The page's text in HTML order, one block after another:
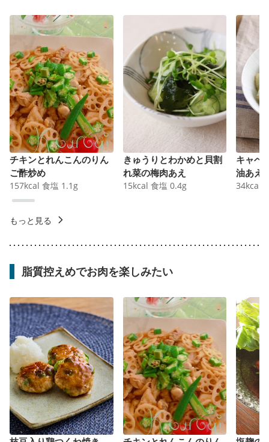
チキンとれんこんのりん
ご酢炒め
157kcal 食塩 1.1 g
きゅうりとわかめと貝割
れ菜の梅肉あえ
15kcal 食塩 0.4g
キャベ
油あえ
34kcal
もっと見る
脂質控えめでお肉を楽しみたい